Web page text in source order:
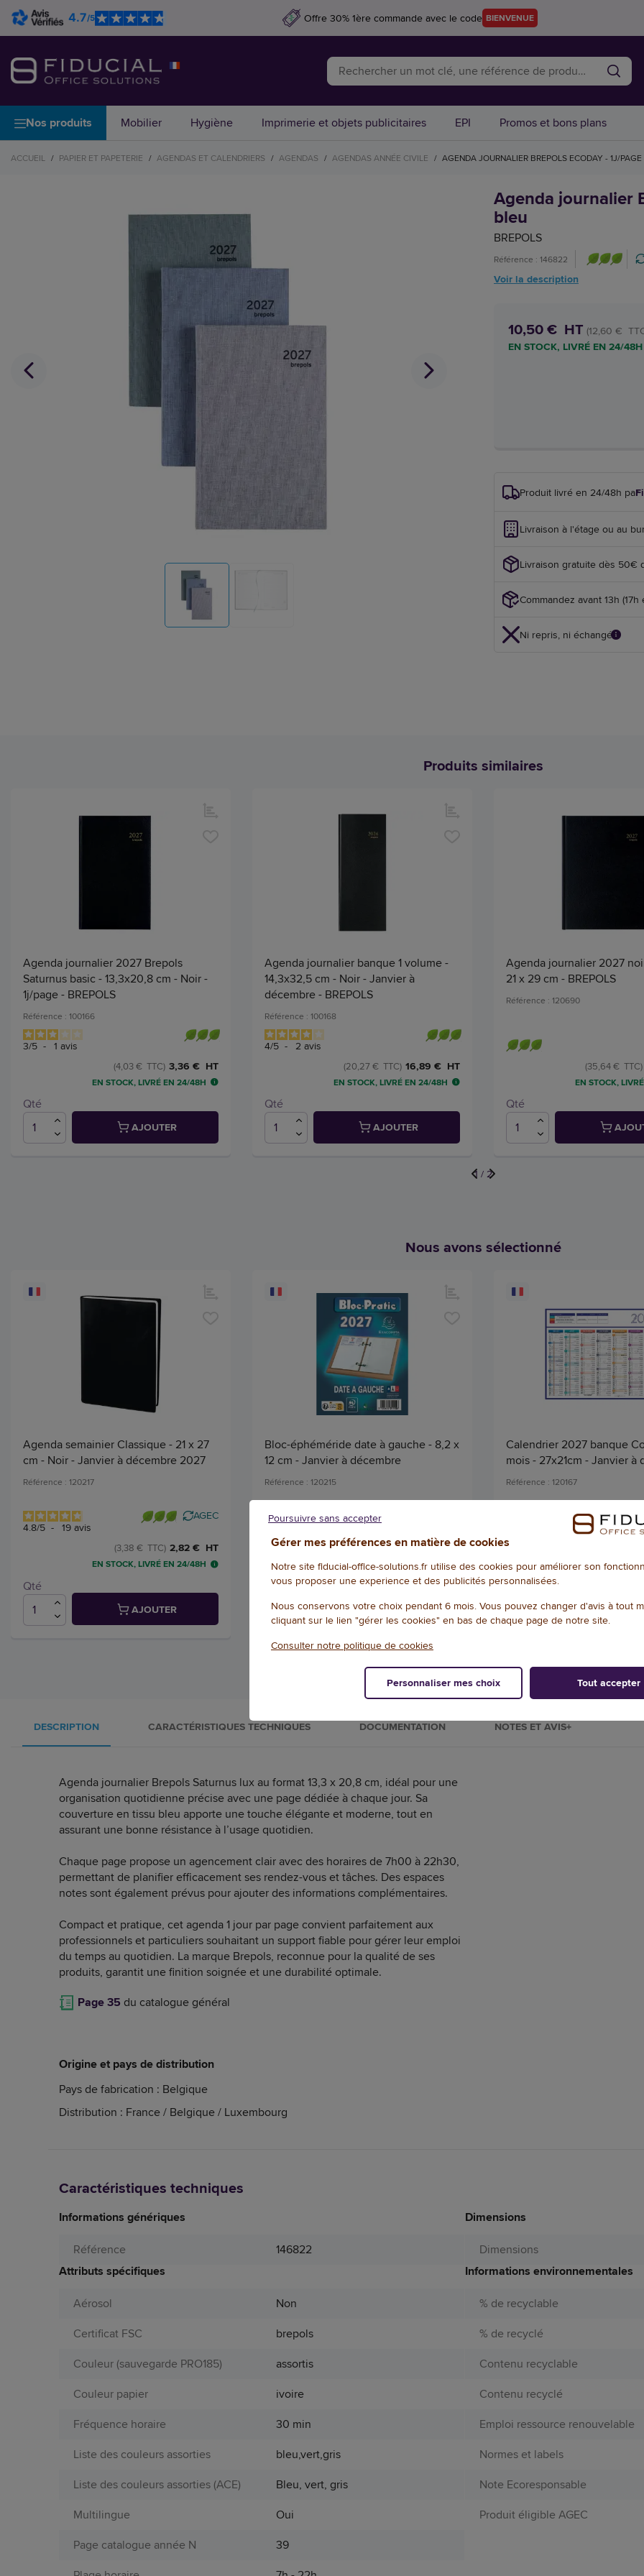
4.7/5 Offre 30% 1ère commande avec le code BIENVENUE
Nos produits Mobilier Hygiène Imprimerie et objets publicitaires EPI Promos et bons plans
ACCUEIL / PAPIER ET PAPETERIE / AGENDAS ET CALENDRIERS / AGENDAS / AGENDAS ANNÉE CIVILE / AGENDA JOURNALIER BREPOLS ECODAY - 1J/
Agenda journalier
bleu
BREPOLS
Référence : 146822
Voir la description
10,50 € HT (12,60 €
EN STOCK, LIVRÉ EN 24/48H
Produit livré en 24/48h par
Livraison à l'étage ou au
Livraison gratuite dès 50€
Commandez avant 13h
Ni repris, ni échangé
Produits similaires
Agenda journalier 2027 Brepols
Saturnus basic - 13,3x20,8 cm - Noir -
1j/page - BREPOLS
Référence : 100166
3/5 - 1 avis
3,36 € HT
(4,03 € TTC)
EN STOCK, LIVRÉ EN 24/48H
Qté
AJOUTER
Agenda journalier banque 1 volume -
14,3x32,5 cm - Noir - Janvier à
décembre - BREPOLS
Référence : 100168
4/5 - 2 avis
16,89 € HT
(20,27 € TTC)
EN STOCK, LIVRÉ EN 24/48H
Qté
AJOUTER
Agenda journalier 2027
21 x 29 cm - BREPOLS
Référence : 120690
(35,64 € TTC)
EN STOCK,
Qté
1 / 2
Nous avons sélectionné
Agenda semainier Classique - 21 x 27
cm - Noir - Janvier à décembre 2027
Référence : 120217
4.8/5 - 19 avis
AGEC
2,82 € HT
(3,38 € TTC)
EN STOCK, LIVRÉ EN 24/48H
Qté
AJOUTER
Bloc-éphéméride date à gauche - 8,2 x
12 cm - Janvier à décembre
Référence : 120215
4.5/5- 32avis
2,39 € HT
(2,87 € TTC)
EN STOCK, LIVRÉ EN 24/48H
Qté
AJOUTER
Calendrier 2027 banque
mois - 27x21cm - Janvier à
Référence : 120167
avis
EN STOCK,
Qté
DESCRIPTION CARACTÉRISTIQUES TECHNIQUES DOCUMENTATION NOTES ET AVIS+
Agenda journalier Brepols Saturnus lux au format 13,3 x 20,8 cm, idéal pour une
organisation quotidienne précise avec une page dédiée à chaque jour. Sa
couverture en tissu bleu apporte une touche élégante et moderne, tout en
assurant une bonne résistance à l’usage quotidien.
Chaque page propose un agencement clair avec des horaires de 7h00 à 22h30,
permettant de planifier efficacement ses rendez-vous et tâches. Des espaces
notes sont également prévus pour ajouter des informations complémentaires.
Compact et pratique, cet agenda 1 jour par page convient parfaitement aux
professionnels et particuliers souhaitant un support fiable pour gérer leur emploi
du temps au quotidien. La marque Brepols, reconnue pour la qualité de ses
produits, garantit une finition soignée et une durabilité optimale.
Page 35 du catalogue général
Origine et pays de distribution
Pays de fabrication : Belgique
Distribution : France / Belgique / Luxembourg
Caractéristiques techniques
Informations génériques
Référence
146822
Dimensions
Dimensions
Attributs spécifiques
Aérosol
Non
Certificat FSC
brepols
Couleur (sauvegarde PRO185)
assortis
Couleur papier
ivoire
Fréquence horaire
30 min
Liste des couleurs assorties
bleu,vert,gris
Liste des couleurs assorties (ACE)
Bleu, vert, gris
Multilingue
Oui
Page catalogue année N
39
Informations environnementales
% de recyclable
% de recyclé
Contenu recyclable
Contenu recyclé
Emploi ressource renouvelable
Normes et labels
Note Ecoresponsable
Produit éligible AGEC
Gérer mes préférences en matière de cookies
Notre site fiducial-office-solutions.fr utilise des cookies pour améliorer son
vous proposer une experience et des publicités personnalisées.
Nous conservons votre choix pendant 6 mois. Vous pouvez changer d'avis à tout
cliquant sur le lien "gérer les cookies" en bas de chaque page de notre site.
Consulter notre politique de cookies
Poursuivre sans accepter
Personnaliser mes choix Tout accepter